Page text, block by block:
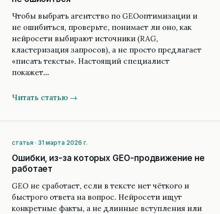
Чтобы выбрать агентство по GEOоптимизации и
не ошибиться, проверьте, понимает ли оно, как
нейросети выбирают источники (RAG,
кластеризация запросов), а не просто предлагает
«писать тексты». Настоящий специалист
покажет…
Читать статью →
статья · 31 марта 2026 г.
Ошибки, из-за которых GEO-продвижение не
работает
GEO не сработает, если в тексте нет чёткого и
быстрого ответа на вопрос. Нейросети ищут
конкретные факты, а не длинные вступления или